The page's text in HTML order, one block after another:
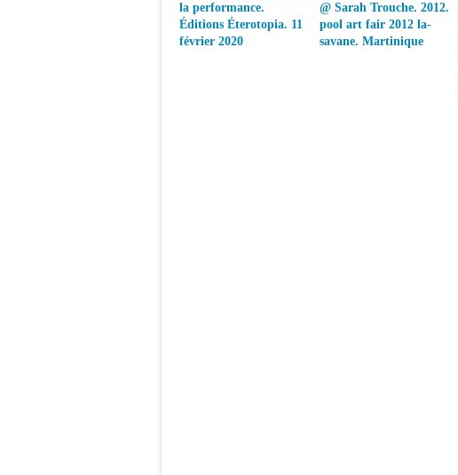
la performance.
Éditions Éterotopia. 11
février 2020
@ Sarah Trouche. 2012.
pool art fair 2012 la-
savane. Martinique